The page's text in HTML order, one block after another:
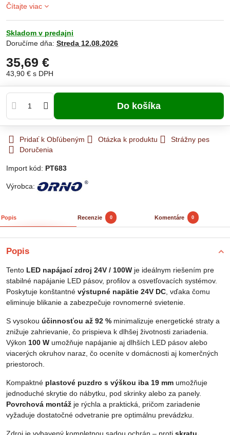
Čítajte viac
Skladom v predajni
Doručíme dňa: Streda 12.08.2026
35,69 €
43,90 € s DPH
Do košíka
Pridať k Obľúbeným Otázka k produktu
Strážny pes
Doručenia
Import kód: PT683
Výrobca:
Popis Recenzie 0 Komentáre 0
Popis
Tento LED napájací zdroj 24V / 100W je ideálnym riešením pre
stabilné napájanie LED pásov, profilov a osvetľovacích systémov.
Poskytuje konštantné výstupné napätie 24V DC, vďaka čomu
eliminuje blikanie a zabezpečuje rovnomerné svietenie.
S vysokou účinnosťou až 92 % minimalizuje energetické straty a
znižuje zahrievanie, čo prispieva k dlhšej životnosti zariadenia.
Výkon 100 W umožňuje napájanie aj dlhších LED pásov alebo
viacerých okruhov naraz, čo oceníte v domácnosti aj komerčných
priestoroch.
Kompaktné plastové puzdro s výškou iba 19 mm umožňuje
jednoduché skrytie do nábytku, pod skrinky alebo za panely.
Povrchová montáž je rýchla a praktická, pričom zariadenie
vyžaduje dostatočné odvetranie pre optimálnu prevádzku.